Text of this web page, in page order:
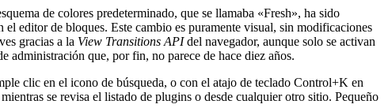
de colores predeterminado, que se llamaba «Fresh», ha sido
editor de bloques. Este cambio es puramente visual, sin modificaciones
gracias a la View Transitions APIdel navegador, aunque solo se activan
administración que, por fin, no parece de hace diez años.
clic en el icono de búsqueda, o con el atajo de teclado Control+K en
se revisa el listado de plugins o desde cualquier otro sitio. Pequeño